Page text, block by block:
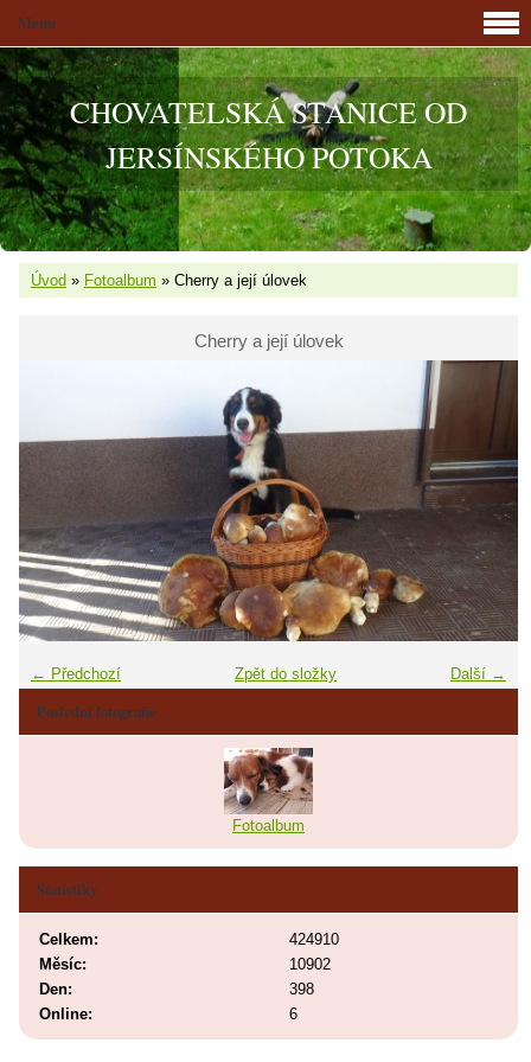
CHOVATELSKÁ STANICE OD
JERSÍNSKÉHO POTOKA
Úvod » Fotoalbum » Cherry a její úlovek
Cherry a její úlovek
← Předchozí Další →
Zpět do složky
Menu
Poslední fotografie
Fotoalbum
Statistiky
Online: 6
Celkem:
424910
Měsíc:
10902
Den:
398